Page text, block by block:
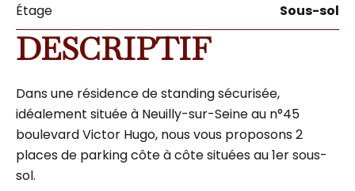
Étage Sous-sol
DESCRIPTIF
Dans une résidence de standing sécurisée,
idéalement située à Neuilly-sur-Seine au n°45
boulevard Victor Hugo, nous vous proposons 2
places de parking côte à côte situées au 1er sous-
sol.